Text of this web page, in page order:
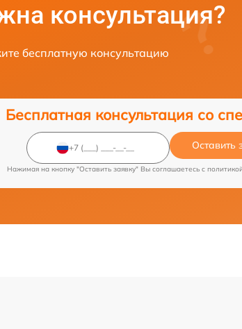
консультация?
бесплатную консультацию
Бесплатная консультация со
Оставить
Нажимая на кнопку "Оставить заявку" Вы соглашаетесь c